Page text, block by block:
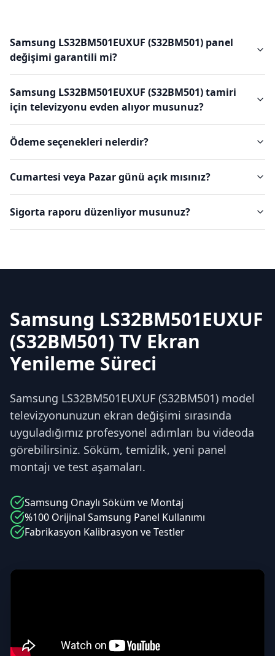
Samsung LS32BM501EUXUF (S32BM501) panel
değişimi garantili mi?
Samsung LS32BM501EUXUF (S32BM501) tamiri
için televizyonu evden alıyor musunuz?
Ödeme seçenekleri nelerdir?
Cumartesi veya Pazar günü açık mısınız?
Sigorta raporu düzenliyor musunuz?
Samsung LS32BM501EUXUF
(S32BM501) TV Ekran
Yenileme Süreci
Samsung LS32BM501EUXUF (S32BM501) model
televizyonunuzun ekran değişimi sırasında
uyguladığımız profesyonel adımları bu videoda
görebilirsiniz. Söküm, temizlik, yeni panel
montajı ve test aşamaları.
Samsung Onaylı Söküm ve Montaj
%100 Orijinal Samsung Panel Kullanımı
Fabrikasyon Kalibrasyon ve Testler